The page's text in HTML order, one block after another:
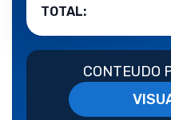
TOTAL:
CONTEUDO